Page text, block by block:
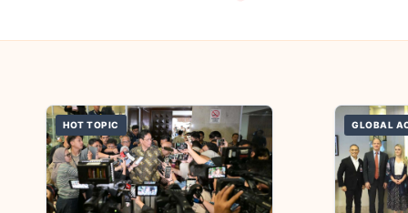
HOT TOPIC GLOBAL